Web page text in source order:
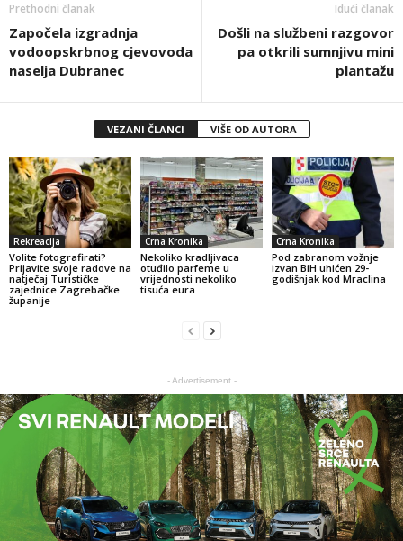
Prethodni članak
Započela izgradnja
vodoopskrbnog cjevovoda
naselja Dubranec
Idući članak
Došli na službeni razgovor
pa otkrili sumnjivu mini
plantažu
VEZANI ČLANCI VIŠE OD AUTORA
Rekreacija
Volite fotografirati?
Prijavite svoje radove na
natječaj Turističke
zajednice Zagrebačke
županije
Crna Kronika
Nekoliko kradljivaca
otuđilo parfeme u
vrijednosti nekoliko
tisuća eura
Crna Kronika
Pod zabranom vožnje
izvan BiH uhićen 29-
godišnjak kod Mraclina
- Advertisement -